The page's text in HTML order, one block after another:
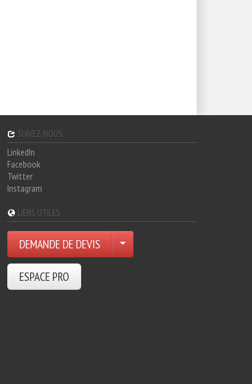
SUIVEZ-NOUS
LinkedIn
Facebook
Twitter
Instagram
LIENS UTILES
DEMANDE DE DEVIS
ESPACE PRO